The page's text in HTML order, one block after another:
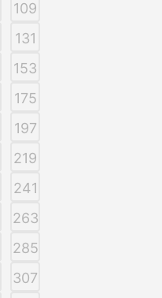
109
131
153
175
197
219
241
263
285
307